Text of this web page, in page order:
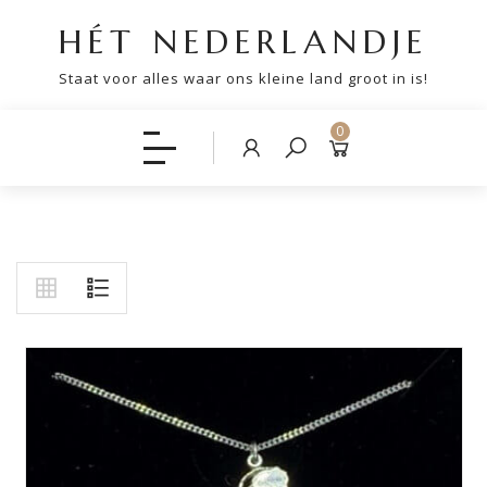
HÉT NEDERLANDJE
Staat voor alles waar ons kleine land groot in is!
0